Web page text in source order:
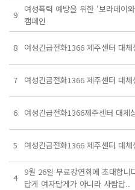
9
여성폭력 예방을 위한 ‘보라데이
캠페인
8 여성긴급전화1366 제주센터 대
7 여성긴급전화1366 제주센터 대
6 여성긴급전화1366제주센터 대체
5 여성긴급전화1366 제주센터 대
4
9월 26일 무료강연회에 초대합니
답게 여자답게가 아니라 사람답..